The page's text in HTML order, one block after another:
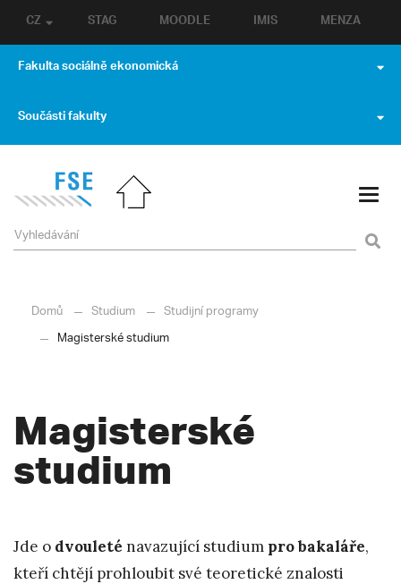
STAG MOODLE IMIS MENZA
CZ
Fakulta sociálně ekonomická
Součásti fakulty
Domů Studium
Studijní programy
Magisterské studium
Magisterské
studium
Jde o dvouleté navazující studium pro bakaláře,
kteří chtějí prohloubit své teoretické znalosti